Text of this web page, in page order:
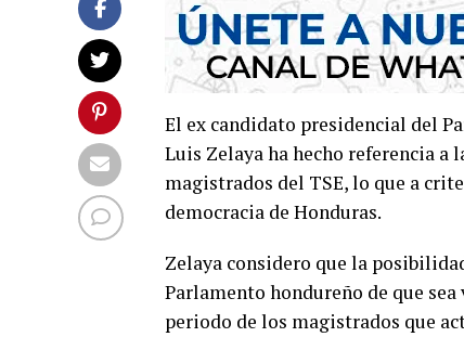
El ex candidato presidencial del
Luis Zelaya ha hecho referencia
magistrados del TSE, lo que a
democracia de Honduras.
Zelaya considero que la
Parlamento hondureño de que
periodo de los magistrados que